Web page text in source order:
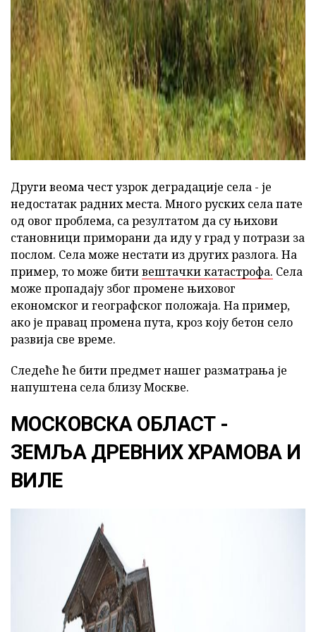
Други веома чест узрок деградације села - је
недостатак радних места. Много руских села пате
од овог проблема, са резултатом да су њихови
становници приморани да иду у град у потрази за
послом. Села може нестати из других разлога. На
пример, то може битивештачки катастрофа. Села
може пропадају због промене њиховог
економског и географског положаја. На пример,
ако је правац промена пута, кроз коју бетон село
развија све време.
Следеће ће бити предмет нашег разматрања је
напуштена села близу Москве.
МОСКОВСКА ОБЛАСТ -
ЗЕМЉА ДРЕВНИХ ХРАМОВА И
ВИЛЕ